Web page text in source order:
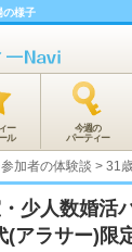
の様子
ー
ル
今週の
パーティー
加者の体験談 > 31
少人数婚活
(アラサー)限